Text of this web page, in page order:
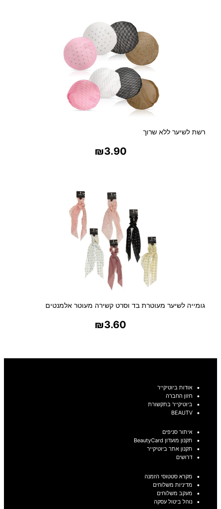
רשת לשיער ללא שרוך
₪3.90
גומייה לשיער מעוטרת בד וסרט קשירה מעוטר אלמנטים
₪3.60
אודות ביוטיקייר
חזון החברה
ביוטיקייר בתקשורת
BEAUTV
איתור סניפים
תקנון מועדון BeautyCard
תקנון אתר ביוטיקייר
דרושים
מקרא סטטוסי הזמנה
מדיניות משלוחים
מעקב משלוחים
נוהל ביטול עסקה